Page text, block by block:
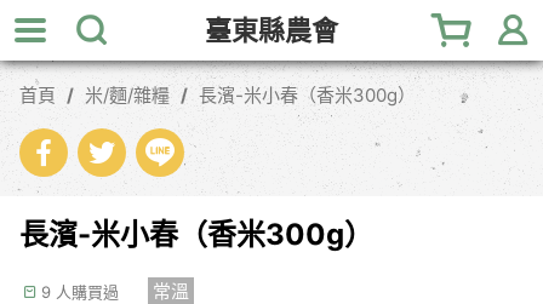
跳
到
主
內
臺東縣農會
首頁 米/麵/雜糧 長濱-米小春（香米300g）
長濱-米小春（香米300g）
9 人購買過 常溫